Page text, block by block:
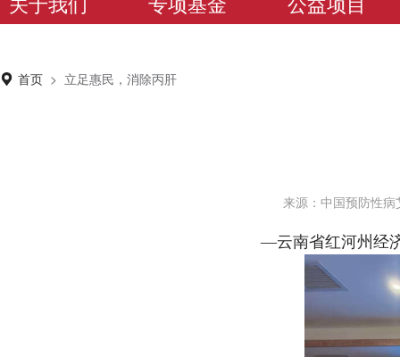
首页 > 立足惠民，消除丙肝
来源：中国预防性
—云南省红河州经